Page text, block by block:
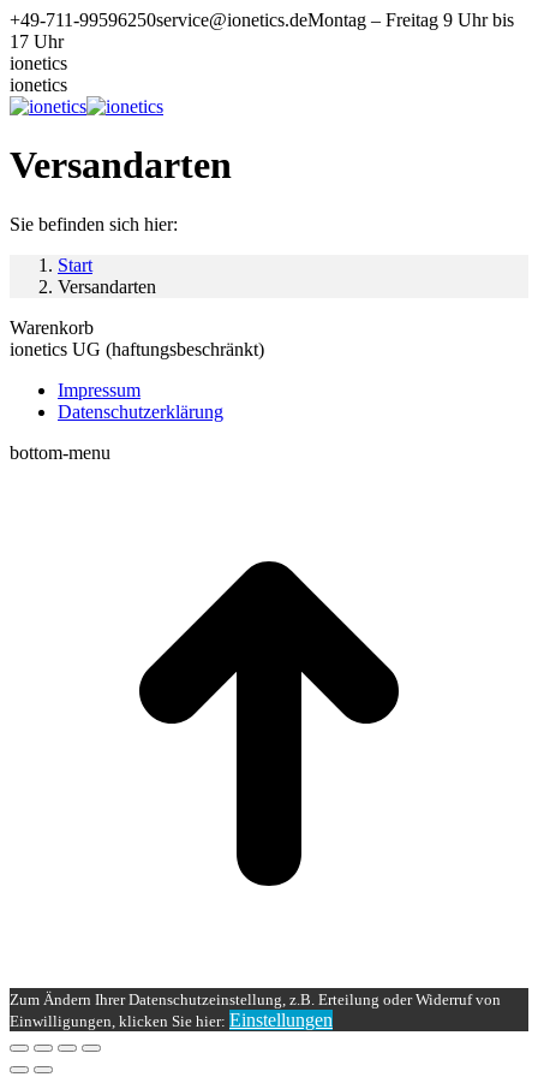
Zum
Inhalt
springen
+49-711-99596250service@ionetics.deMontag – Freitag 9 Uhr bis
17 Uhr
ionetics
ionetics
Versandarten
Sie befinden sich hier:
Start
Versandarten
Warenkorb
ionetics UG (haftungsbeschränkt)
Impressum
Datenschutzerklärung
bottom-menu
Zum Ändern Ihrer Datenschutzeinstellung, z.B. Erteilung oder Widerruf von
Einwilligungen, klicken Sie hier: Einstellungen